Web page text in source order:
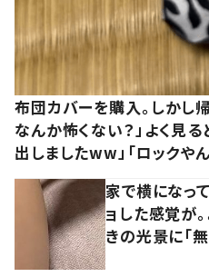
布団カバーを購入。しかし
なんか怖くない？」よく見
出しましたww」「ロックや
家で横になっ
ョした感覚が
きの光景に「